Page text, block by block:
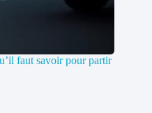
faut savoir pour partir